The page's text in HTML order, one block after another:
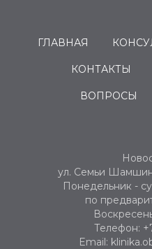
ГЛАВНАЯ
КОНТАКТЫ
ВОПРОСЫ
ул. Семьи
Понедельник -
по
Телефон:
Email: